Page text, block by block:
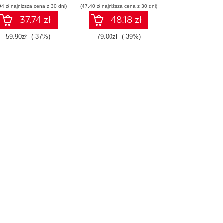
zł najniższa cena z 30 dni)
37.74 zł
59.90zł (-37%)
początkujących.
Wydanie II
(47,40 zł najniższa cena z 30 dni)
48.18 zł
79.00zł (-39%)